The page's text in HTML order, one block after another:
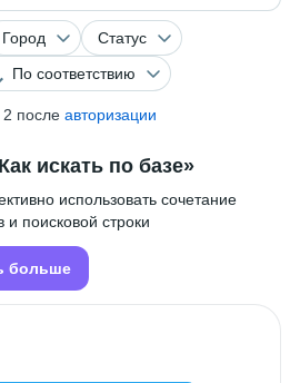
Город
Статус
По соответствию
после авторизации
искать по базе»
использовать сочетание
и поисковой строки
больше